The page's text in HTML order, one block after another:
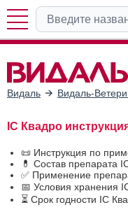
Видаль
Видаль-
IC Квадро
📜 Инструкция по
💊 Состав препарата
✅ Применение
📅 Условия хранения
⏳ Срок годности IC